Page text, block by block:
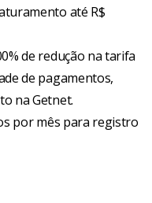
até R$
de redução na tarifa
de pagamentos,
na Getnet.
por mês para registro